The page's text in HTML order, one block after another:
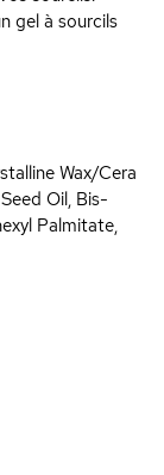
gel à sourcils
Wax/Cera
Oil, Bis-
Palmitate,